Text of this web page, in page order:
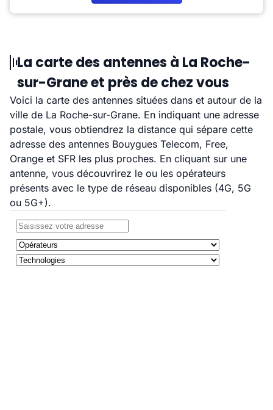
La carte des antennes à La Roche-
sur-Grane et près de chez vous
Voici la carte des antennes situées dans et autour de la
ville de La Roche-sur-Grane. En indiquant une adresse
postale, vous obtiendrez la distance qui sépare cette
adresse des antennes Bouygues Telecom, Free,
Orange et SFR les plus proches. En cliquant sur une
antenne, vous découvrirez le ou les opérateurs
présents avec le type de réseau disponibles (4G, 5G
ou 5G+).